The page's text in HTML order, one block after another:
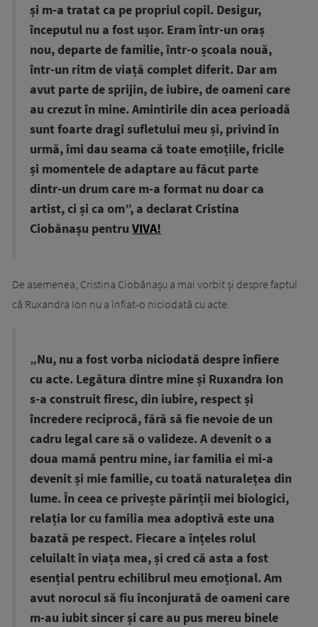
și m-a tratat ca pe propriul copil. Desigur,
începutul nu a fost ușor. Eram într-un oraș
nou, departe de familie, într-o școala nouă,
într-un ritm de viață complet diferit. Dar am
avut parte de sprijin, de iubire, de oameni care
au crezut în mine. Amintirile din acea perioadă
sunt foarte dragi sufletului meu și, privind în
urmă, îmi dau seama că toate emoțiile, fricile
și momentele de adaptare au făcut parte
dintr-un drum care m-a format nu doar ca
artist, ci și ca om”, a declarat Cristina
Ciobănașu pentru VIVA!
De asemenea, Cristina Ciobănașu a mai vorbit și despre faptul
că Ruxandra Ion nu a înfiat-o niciodată cu acte.
„Nu, nu a fost vorba niciodată despre înfiere
cu acte. Legătura dintre mine și Ruxandra Ion
s-a construit firesc, din iubire, respect și
încredere reciprocă, fără să fie nevoie de un
cadru legal care să o valideze. A devenit o a
doua mamă pentru mine, iar familia ei mi-a
devenit și mie familie, cu toată naturalețea din
lume. În ceea ce privește părinții mei biologici,
relația lor cu familia mea adoptivă este una
bazată pe respect. Fiecare a înțeles rolul
celuilalt în viața mea, și cred că asta a fost
esențial pentru echilibrul meu emoțional. Am
avut norocul să fiu înconjurată de oameni care
m-au iubit sincer și care au pus mereu binele